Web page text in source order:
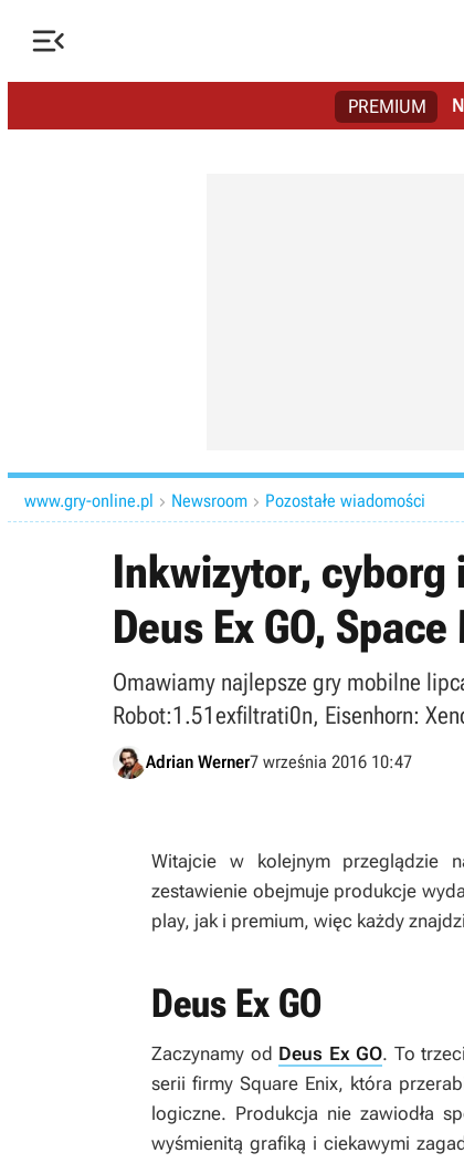

PREMIUM
www.gry-online.pl  Newsroom  Pozostałe wiadomości
Inkwizytor, cyborg
Deus Ex GO,
Omawiamy najlepsze gry mobilne
Robot:1.51exfiltrati0n, Eisenhorn:
Adrian Werner7 września 2016 10:47
Witajcie w kolejnym przeglądzie
zestawienie obejmuje produkcje
play, jak i premium, więc każdy
Deus Ex GO
Zaczynamy od Deus Ex GO. To
serii firmy Square Enix, która
logiczne. Produkcja nie zawiodła
wyśmienitą grafiką i ciekawymi